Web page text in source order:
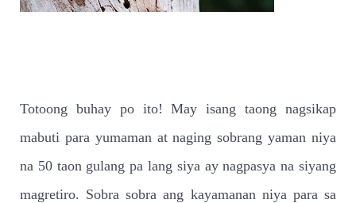
Totoong buhay po ito! May isang taong nagsikap
mabuti para yumaman at naging sobrang yaman niya
na 50 taon gulang pa lang siya ay nagpasya na siyang
magretiro. Sobra sobra ang kayamanan niya para sa